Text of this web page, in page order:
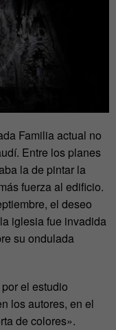
Familia actual no
Entre los planes
la de pintar la
fuerza al edificio.
el deseo
iglesia fue invadida
su ondulada
el estudio
los autores, en el
de colores».